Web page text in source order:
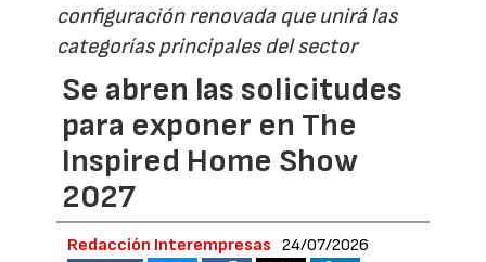
configuración renovada que unirá las
categorías principales del sector
Se abren las solicitudes
para exponer en The
Inspired Home Show
2027
Redacción Interempresas 24/07/2026